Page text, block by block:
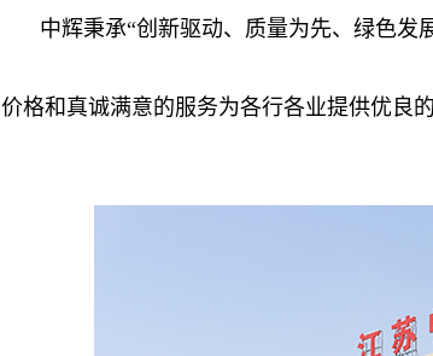
中辉秉承“创新驱动、质量为先、绿色发
价格和真诚满意的服务为各行各业提供优良的